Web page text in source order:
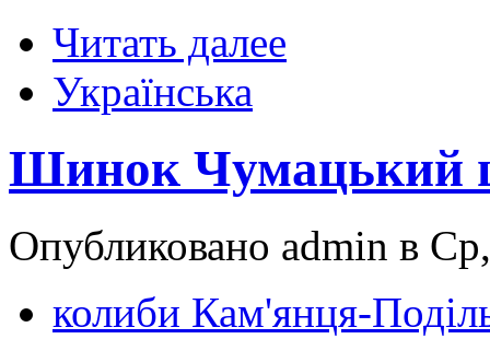
Читать далее
Українська
Шинок Чумацький
Опубликовано admin в
колиби Кам'янця-